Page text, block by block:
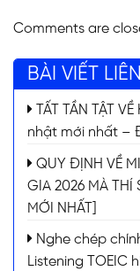
Comments are
BÀI VIẾT
TẤT TẦN TẬT
nhật mới nhất –
QUY ĐỊNH VỀ
GIA 2026 MÀ THÍ
MỚI NHẤT]
Nghe chép
Listening TOEIC